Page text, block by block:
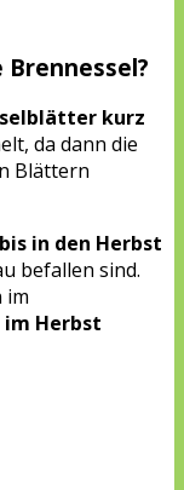
kurz
da dann die
Blättern
in den Herbst
befallen sind.
im
im Herbst